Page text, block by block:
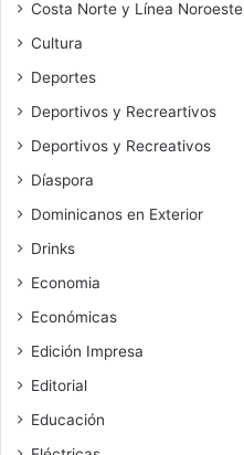
Costa Norte y Línea Noroeste
Cultura
Deportes
Deportivos y Recreartivos
Deportivos y Recreativos
Díaspora
Dominicanos en Exterior
Drinks
Economia
Económicas
Edición Impresa
Editorial
Educación